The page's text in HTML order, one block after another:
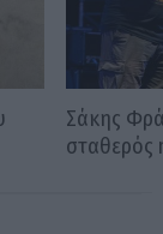
Σάκης
σταθερός